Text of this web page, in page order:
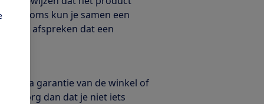
Soms kun je samen een
afspreken dat een
extra garantie van de winkel of
Zorg dan dat je niet iets